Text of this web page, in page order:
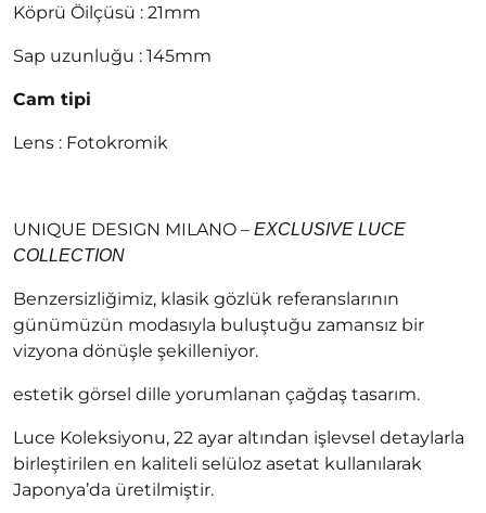
Köprü Öilçüsü : 21mm
Sap uzunluğu : 145mm
Cam tipi
Lens : Fotokromik
UNIQUE DESIGN MILANO – EXCLUSIVE LUCE
COLLECTION
Benzersizliğimiz, klasik gözlük referanslarının
günümüzün modasıyla buluştuğu zamansız bir
vizyona dönüşle şekilleniyor.
estetik görsel dille yorumlanan çağdaş tasarım.
Luce Koleksiyonu, 22 ayar altından işlevsel detaylarla
birleştirilen en kaliteli selüloz asetat kullanılarak
Japonya’da üretilmiştir.